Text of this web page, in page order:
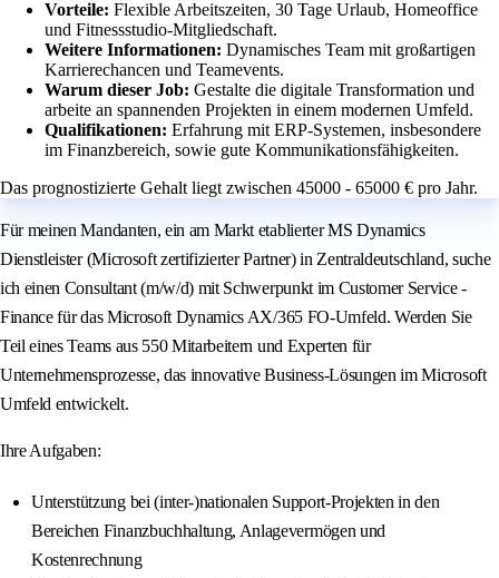
Vorteile: Flexible Arbeitszeiten, 30 Tage Urlaub, Homeoffice
und Fitnessstudio-Mitgliedschaft.
Weitere Informationen: Dynamisches Team mit großartigen
Karrierechancen und Teamevents.
Warum dieser Job: Gestalte die digitale Transformation und
arbeite an spannenden Projekten in einem modernen Umfeld.
Qualifikationen: Erfahrung mit ERP-Systemen, insbesondere
im Finanzbereich, sowie gute Kommunikationsfähigkeiten.
Das prognostizierte Gehalt liegt zwischen 45000 - 65000 € pro Jahr.
Für meinen Mandanten, ein am Markt etablierter MS Dynamics
Dienstleister (Microsoft zertifizierter Partner) in Zentraldeutschland, suche
ich einen Consultant (m/w/d) mit Schwerpunkt im Customer Service -
Finance für das Microsoft Dynamics AX/365 FO-Umfeld. Werden Sie
Teil eines Teams aus 550 Mitarbeitern und Experten für
Unternehmensprozesse, das innovative Business-Lösungen im Microsoft
Umfeld entwickelt.
Ihre Aufgaben:
Unterstützung bei (inter-)nationalen Support-Projekten in den
Bereichen Finanzbuchhaltung, Anlagevermögen und
Kostenrechnung